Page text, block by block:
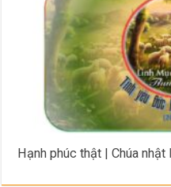
Hạnh phúc thật | Chúa